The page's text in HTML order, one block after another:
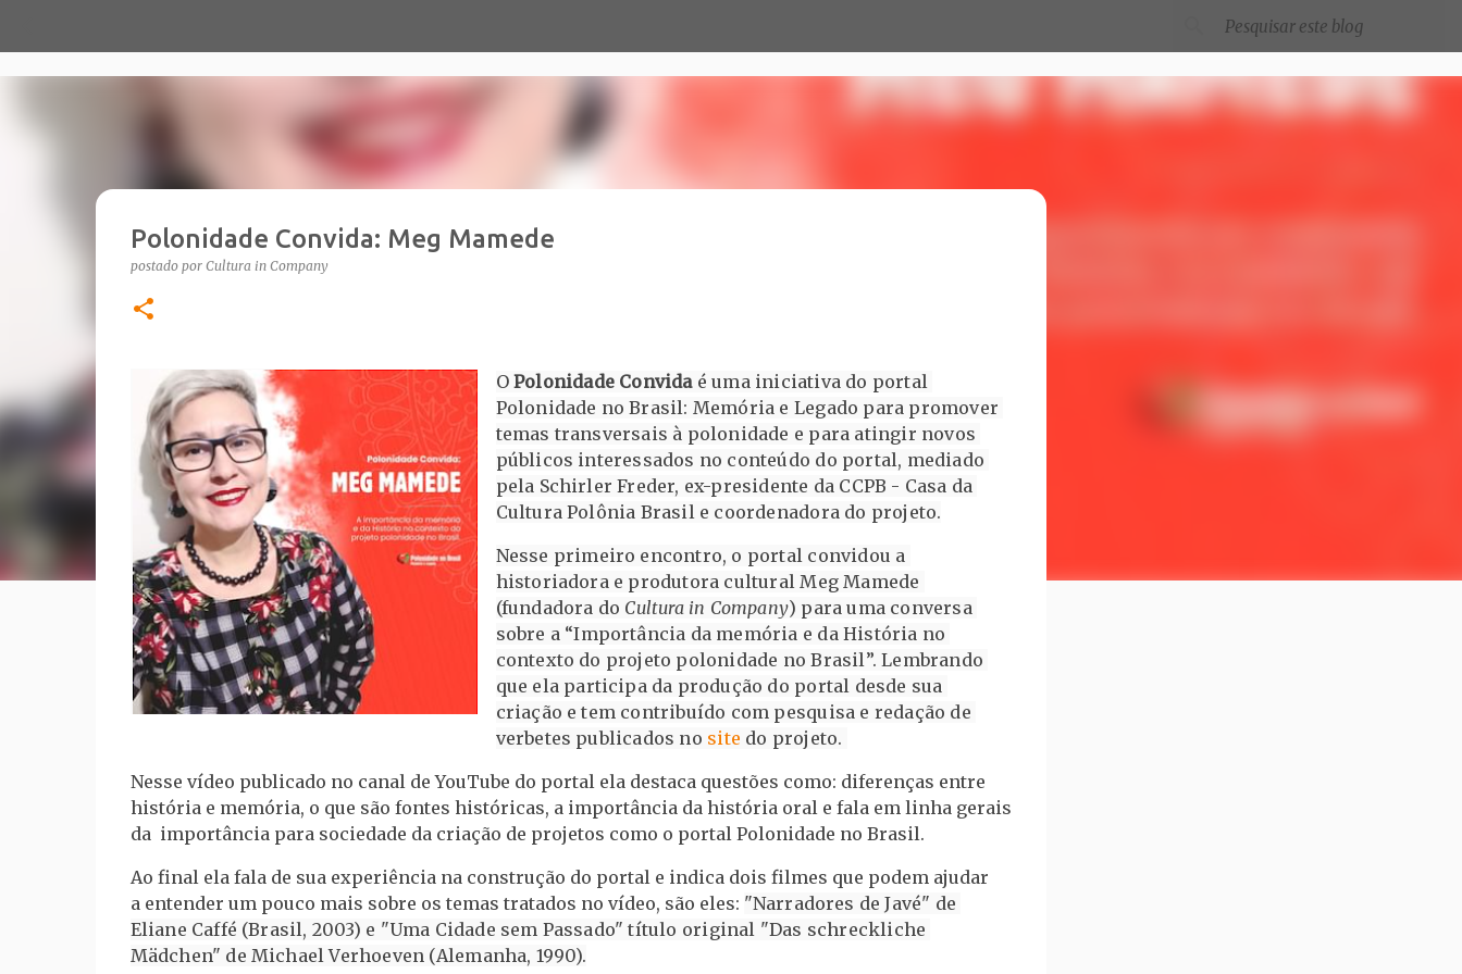
Polonidade Convida: Meg Mamede
postado por Cultura in Company
O Polonidade Convida
é uma iniciativa do portal
Polonidade no Brasil: Memória e Legado para promover
temas transversais à polonidade e para atingir novos
públicos interessados no conteúdo do portal, mediado
pela Schirler Freder, ex-presidente da CCPB - Casa da
Cultura Polônia Brasil e coordenadora do projeto.
Nesse primeiro encontro, o portal convidou a
historiadora e produtora cultural Meg Mamede
(fundadora do Cultura in Company) para uma conversa
sobre a “Importância da memória e da História no
contexto do projeto polonidade no Brasil”. Lembrando
que ela participa da produção do portal desde sua
criação e tem contribuído com pesquisa e redação de
verbetes publicados no site do projeto.
Nesse vídeo publicado no canal de YouTube do portal ela destaca questões como: diferenças entre
história e memória, o que são fontes históricas, a importância da história oral e fala em linha gerais
da importância para sociedade da criação de projetos como o portal Polonidade no Brasil.
Ao final ela fala de sua experiência na construção do portal e indica dois filmes que podem ajudar
a entender um pouco mais sobre os temas tratados no vídeo, são eles: "Narradores de Javé" de
Eliane Caffé (Brasil, 2003) e "Uma Cidade sem Passado" título original "Das schreckliche
Mädchen" de Michael Verhoeven (Alemanha, 1990).